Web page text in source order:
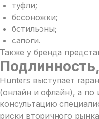
туфли;
босоножки;
ботильоны;
сапоги.
Также у бренда
Hunters выступает
(онлайн и офлайн), а по
консультацию
риски вторичного